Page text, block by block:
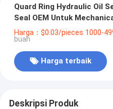
Quard Ring Hydraulic Oil
Seal OEM Untuk
Harga：$0.03/pieces 1000-
buah
Harga terbaik
Deskripsi Produk